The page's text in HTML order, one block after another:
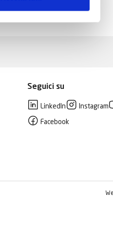
Seguici su
LinkedIn Instagram
Facebook